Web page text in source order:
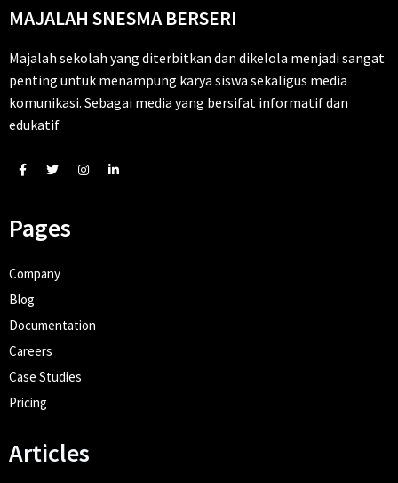
MAJALAH SNESMA BERSERI
Majalah sekolah yang diterbitkan dan dikelola menjadi sangat
penting untuk menampung karya siswa sekaligus media
komunikasi. Sebagai media yang bersifat informatif dan
edukatif
Pages
Company
Blog
Documentation
Careers
Case Studies
Pricing
Articles